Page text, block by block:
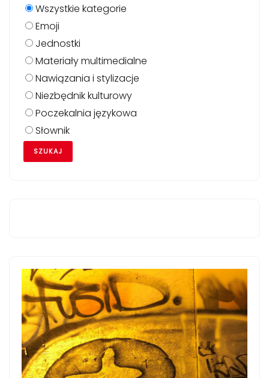
Wszystkie kategorie
Emoji
Jednostki
Materiały multimedialne
Nawiązania i stylizacje
Niezbędnik kulturowy
Poczekalnia językowa
Słownik